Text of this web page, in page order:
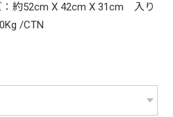
：約52cm X 42cm X 31cm 入り
/CTN